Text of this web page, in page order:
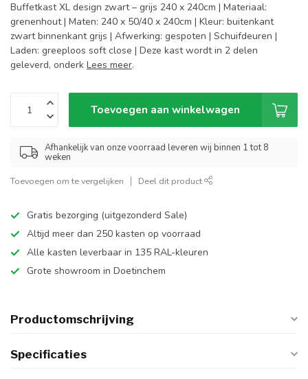
Buffetkast XL design zwart – grijs 240 x 240cm | Materiaal:
grenenhout | Maten: 240 x 50/40 x 240cm | Kleur: buitenkant
zwart binnenkant grijs | Afwerking: gespoten | Schuifdeuren |
Laden: greeploos soft close | Deze kast wordt in 2 delen
geleverd, onderk Lees meer.
Toevoegen aan winkelwagen
Afhankelijk van onze voorraad leveren wij binnen 1 tot 8
weken
Toevoegen om te vergelijken Deel dit product
Gratis bezorging (uitgezonderd Sale)
Altijd meer dan 250 kasten op voorraad
Alle kasten leverbaar in 135 RAL-kleuren
Grote showroom in Doetinchem
Productomschrijving
Specificaties